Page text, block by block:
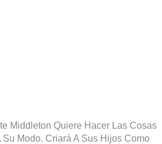
Middleton Quiere Hacer Las Cosas
Su Modo. Criará A Sus Hijos Como